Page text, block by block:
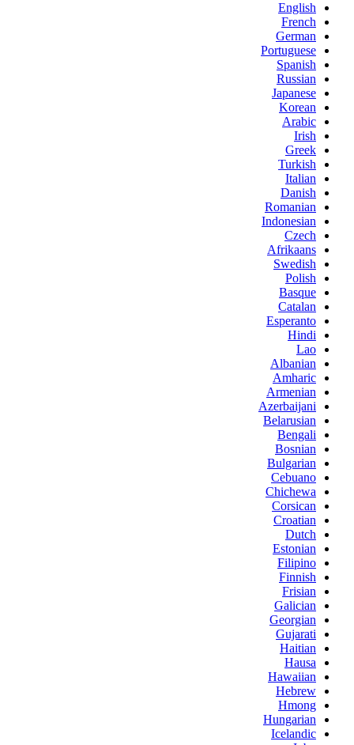
English
French
German
Portuguese
Spanish
Russian
Japanese
Korean
Arabic
Irish
Greek
Turkish
Italian
Danish
Romanian
Indonesian
Czech
Afrikaans
Swedish
Polish
Basque
Catalan
Esperanto
Hindi
Lao
Albanian
Amharic
Armenian
Azerbaijani
Belarusian
Bengali
Bosnian
Bulgarian
Cebuano
Chichewa
Corsican
Croatian
Dutch
Estonian
Filipino
Finnish
Frisian
Galician
Georgian
Gujarati
Haitian
Hausa
Hawaiian
Hebrew
Hmong
Hungarian
Icelandic